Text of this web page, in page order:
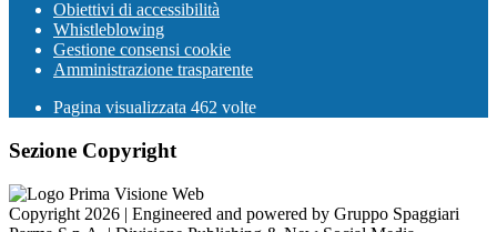
Obiettivi di accessibilità
Whistleblowing
Gestione consensi cookie
Amministrazione trasparente
Pagina visualizzata 462 volte
Sezione Copyright
Copyright 2026 | Engineered and powered by Gruppo Spaggiari